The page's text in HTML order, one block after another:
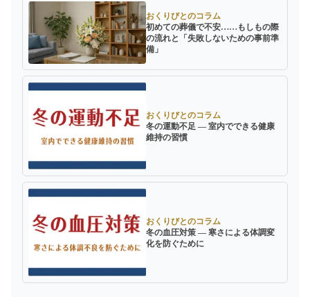
おくりびとのコラム
初めての葬儀で不安……もしもの際
の流れと「失敗しないための事前準
備」
おくりびとのコラム
冬の運動不足 ― 室内でできる健康
維持の習慣
おくりびとのコラム
冬の血圧対策 ― 寒さによる体調変
化を防ぐために